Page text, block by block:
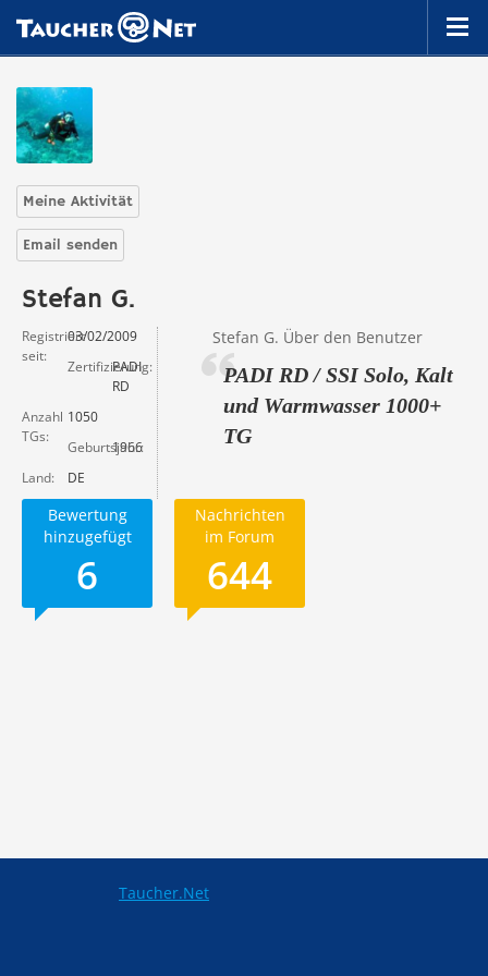
Meine Aktivität
Email senden
Stefan G.
Stefan G. Über den Benutzer
PADI RD / SSI Solo, Kalt
und Warmwasser 1000+
TG
Registriert
seit
03/02/2009
Zertifizierung
PADI
RD
Anzahl
TGs
1050
Geburtsjahr
1966
Land
DE
Bewertung
hinzugefügt
6
Nachrichten
im Forum
644
Taucher.Net